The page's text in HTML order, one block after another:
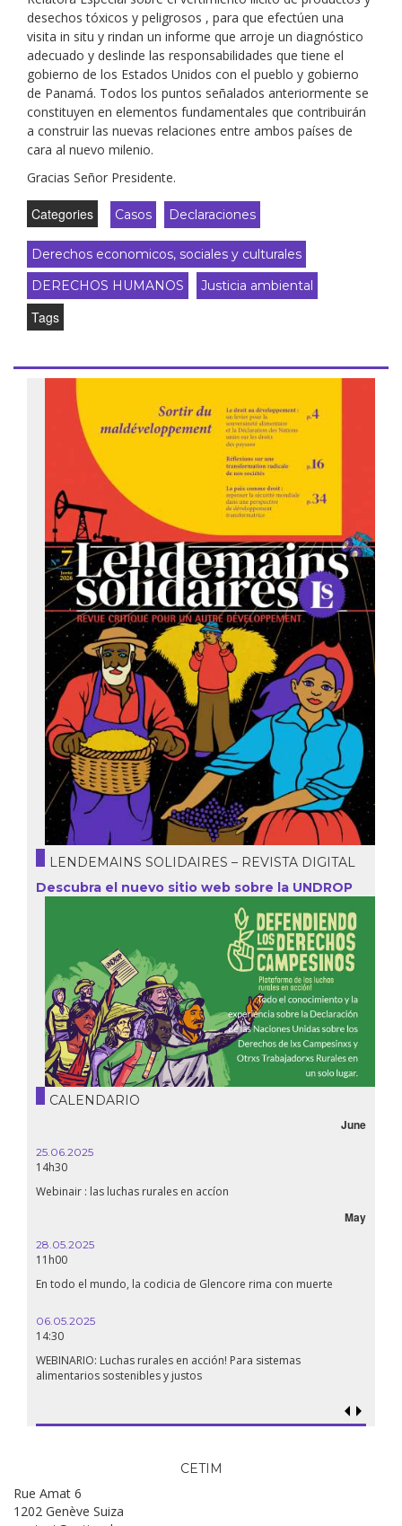
desechos tóxicos y peligrosos , para que efectúen una
visita in situ y rindan un informe que arroje un diagnóstico
adecuado y deslinde las responsabilidades que tiene el
gobierno de los Estados Unidos con el pueblo y gobierno
de Panamá. Todos los puntos señalados anteriormente se
constituyen en elementos fundamentales que contribuirán
a construir las nuevas relaciones entre ambos países de
cara al nuevo milenio.
Gracias Señor Presidente.
Categories Casos Declaraciones
Derechos economicos, sociales y culturales
DERECHOS HUMANOS
Justicia ambiental
Tags
LENDEMAINS SOLIDAIRES – REVISTA DIGITAL
Descubra el nuevo sitio web sobre la UNDROP
CALENDARIO
June
25.06.2025
14h30
Webinair : las luchas rurales en accíon
May
28.05.2025
11h00
En todo el mundo, la codicia de Glencore rima con muerte
06.05.2025
14:30
WEBINARIO: Luchas rurales en acción! Para sistemas
alimentarios sostenibles y justos
CETIM
Rue Amat 6
1202 Genève Suiza